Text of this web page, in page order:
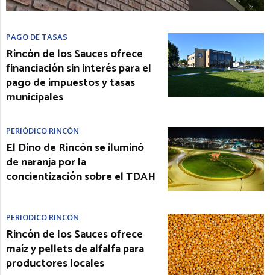
PAGO DE TASAS
Rincón de los Sauces ofrece
financiación sin interés para el
pago de impuestos y tasas
municipales
PERIÓDICO RINCÓN
El Dino de Rincón se iluminó
de naranja por la
concientización sobre el TDAH
PERIÓDICO RINCÓN
Rincón de los Sauces ofrece
maíz y pellets de alfalfa para
productores locales